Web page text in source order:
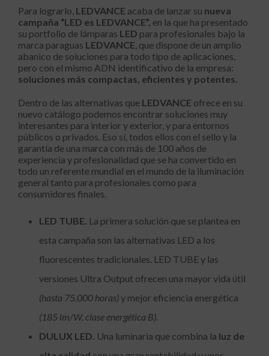
Para lograrlo, LEDVANCE acaba de lanzar su nueva
campaña “LED es LEDVANCE”, en la que ha presentado
su portfolio de lámparas LED para profesionales bajo la
marca paraguas LEDVANCE, que dispone de un amplio
abanico de soluciones para todo tipo de aplicaciones,
pero con el mismo ADN identificativo de la empresa:
soluciones más compactas, eficientes y potentes.
Dentro de las alternativas que LEDVANCE ofrece en su
nuevo catálogo podemos encontrar soluciones muy
interesantes para interior y exterior, y para entornos
públicos o privados. Eso sí, todos ellos con el sello y la
garantía de una marca con más de 100 años de
experiencia y profesionalidad que se ha convertido en
todo un referente mundial en el mundo de la iluminación
general tanto para profesionales como para
consumidores finales.
LED TUBE. La primera solución que se plantea en
esta campaña son las alternativas LED a los
fluorescentes tradicionales. LED TUBE y las
versiones Ultra Output ofrecen una mayor vida útil
(hasta 75.000 horas)y mejor eficiencia energética
(185 lm/W, clase energética B).
DULUX LED. Una luminaria que combina la luz de